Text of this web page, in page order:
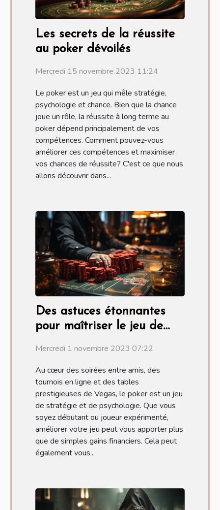
Les secrets de la réussite
au poker dévoilés
Mercredi 15 novembre 2023 11:24
Le poker est un jeu qui mêle stratégie,
psychologie et chance. Bien que la chance
joue un rôle, la réussite à long terme au
poker dépend principalement de vos
compétences. Comment pouvez-vous
améliorer ces compétences et maximiser
vos chances de réussite? C'est ce que nous
allons découvrir dans...
Des astuces étonnantes
pour maîtriser le jeu de
Mercredi 1 novembre 2023 07:22
Au cœur des soirées entre amis, des
tournois en ligne et des tables
prestigieuses de Vegas, le poker est un jeu
de stratégie et de psychologie. Que vous
soyez débutant ou joueur expérimenté,
améliorer votre jeu peut vous apporter plus
que de simples gains financiers. Cela peut
également vous...